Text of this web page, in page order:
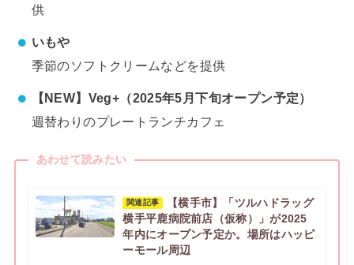
供
いもや
季節のソフトクリームなどを提供
【NEW】Veg+（2025年5月下旬オープン予定）
週替わりのプレートランチカフェ
あわせて読みたい
関連記事
【横手市】「ツルハドラッグ
横手平鹿病院前店（仮称）」が2025
年内にオープン予定か。場所はハッピ
ーモール周辺